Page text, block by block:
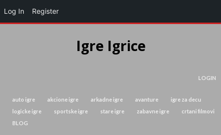
Igre Igrice
LOGIN
auto igre akcione igre arkadne igre avanture
igre za decu
logicke igre
sportske igre stare igre zabavne igre
crtani filmovi
BLOG
Log In Register